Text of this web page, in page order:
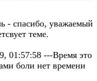
- спасибо, уважаемый
теме.
01:57:58 ---Время это
боли нет времени